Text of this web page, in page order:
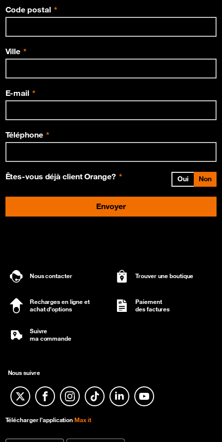
Code postal
Ville
E-mail
Téléphone
Êtes-vous déjà client Orange? Oui Non
Envoyer
Nous contacter Trouver une boutique
Recharges en ligne et
achat d'options
Paiement
des factures
Suivre
ma commande
Nous suivre
Twitter FacebookInstagramTikTok Linkedin YouTube
Télécharger l’applicationMax it